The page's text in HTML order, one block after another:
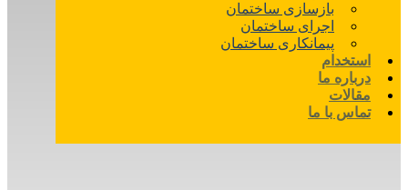
بازسازی ساختمان
اجرای ساختمان
پیمانکاری ساختمان
استخدام
درباره ما
مقالات
تماس با ما